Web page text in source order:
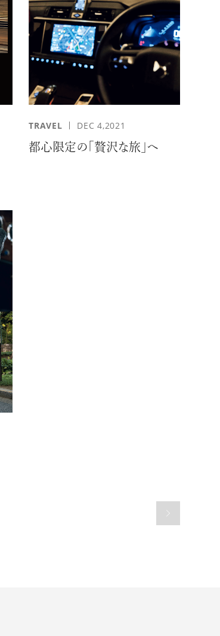
TRAVEL DEC 4,2021
都心限定の「贅沢な旅」へ